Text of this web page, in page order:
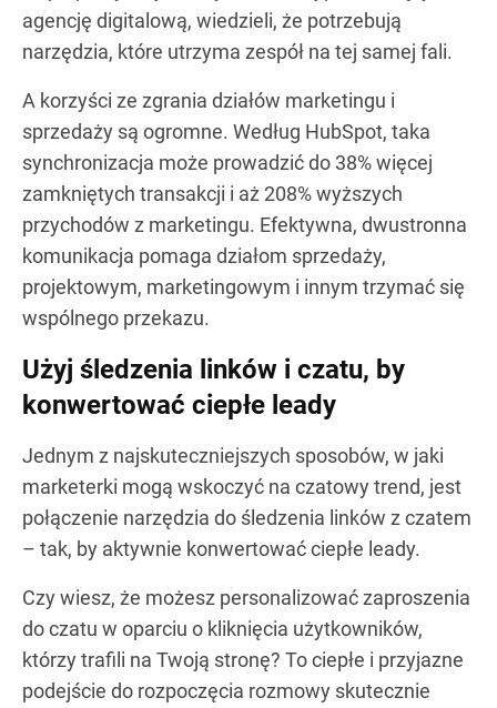
agencję digitalową, wiedzieli, że potrzebują
narzędzia, które utrzyma zespół na tej samej fali.
A korzyści ze zgrania działów marketingu i
sprzedaży są ogromne. Według HubSpot, taka
synchronizacja może prowadzić do 38% więcej
zamkniętych transakcji i aż 208% wyższych
przychodów z marketingu. Efektywna, dwustronna
komunikacja pomaga działom sprzedaży,
projektowym, marketingowym i innym trzymać się
wspólnego przekazu.
Użyj śledzenia linków i czatu, by
konwertować ciepłe leady
Jednym z najskuteczniejszych sposobów, w jaki
marketerki mogą wskoczyć na czatowy trend, jest
połączenie narzędzia do śledzenia linków z czatem
– tak, by aktywnie konwertować ciepłe leady.
Czy wiesz, że możesz personalizować zaproszenia
do czatu w oparciu o kliknięcia użytkowników,
którzy trafili na Twoją stronę? To ciepłe i przyjazne
podejście do rozpoczęcia rozmowy skutecznie